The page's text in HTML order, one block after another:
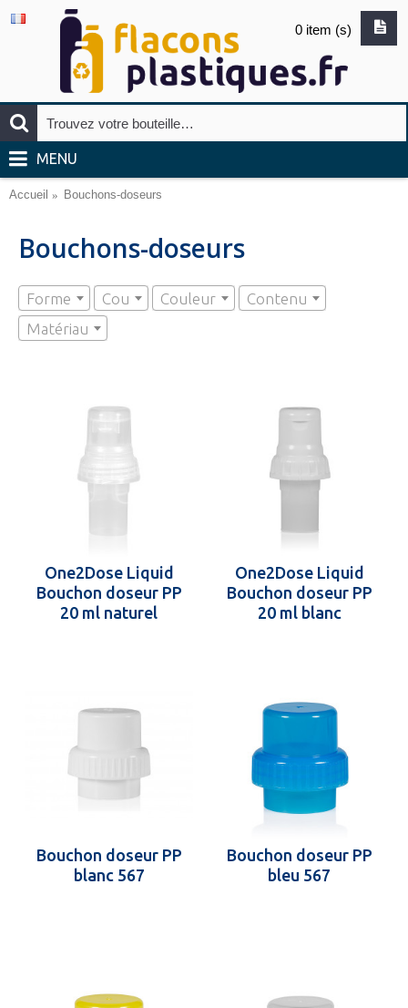
0 item (s)
MENU
Accueil Bouchons-doseurs
Bouchons-doseurs
Forme Cou Couleur
Contenu
Matériau
One2Dose Liquid
Bouchon doseur PP
20 ml naturel
One2Dose Liquid
Bouchon doseur PP
20 ml blanc
Bouchon doseur PP
blanc 567
Bouchon doseur PP
bleu 567